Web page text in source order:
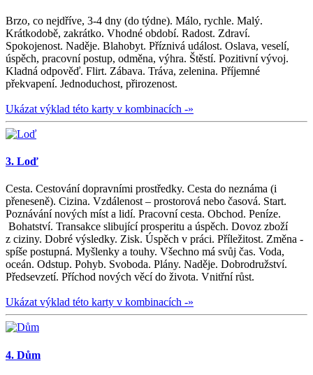
Brzo, co nejdříve, 3-4 dny (do týdne). Málo, rychle. Malý.
Krátkodobě, zakrátko. Vhodné období. Radost. Zdraví.
Spokojenost. Naděje. Blahobyt. Příznivá událost. Oslava, veselí,
úspěch, pracovní postup, odměna, výhra. Štěstí. Pozitivní vývoj.
Kladná odpověď. Flirt. Zábava. Tráva, zelenina. Příjemné
překvapení. Jednoduchost, přirozenost.
Ukázat výklad této karty v kombinacích -»
3. Loď
Cesta. Cestování dopravními prostředky. Cesta do neznáma (i
přeneseně). Cizina. Vzdálenost – prostorová nebo časová. Start.
Poznávání nových míst a lidí. Pracovní cesta. Obchod. Peníze.
Bohatství. Transakce slibující prosperitu a úspěch. Dovoz zboží
z ciziny. Dobré výsledky. Zisk. Úspěch v práci. Příležitost. Změna -
spíše postupná. Myšlenky a touhy. Všechno má svůj čas. Voda,
oceán. Odstup. Pohyb. Svoboda. Plány. Naděje. Dobrodružství.
Předsevzetí. Příchod nových věcí do života. Vnitřní růst.
Ukázat výklad této karty v kombinacích -»
4. Dům